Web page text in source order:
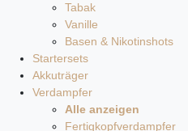
Tabak
Vanille
Basen & Nikotinshots
Startersets
Akkuträger
Verdampfer
Alle anzeigen
Fertigkopfverdampfer